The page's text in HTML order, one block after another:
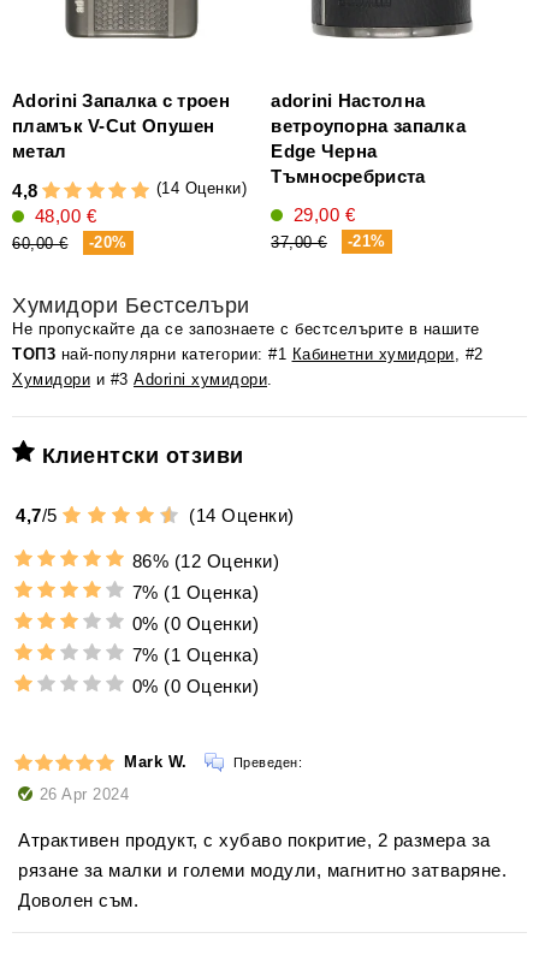
Аdorini Запалка с троен
пламък V-Cut Опушен
метал
4,8
(14 Оценки)
48,00 €
60,00 € -20%
adorini Настолна
ветроупорна запалка
Edge Черна
Тъмносребриста
29,00 €
37,00 € -21%
Хумидори Бестселъри
Не пропускайте да се запознаете с бестселърите в нашите
ТОП3 най-популярни категории: #1 Кабинетни хумидори , #2
Хумидори и #3 Adorini хумидори
Клиентски отзиви
4,7/5 (14 Оценки)
86% (12 Оценки)
7% (1 Оценка)
0% (0 Оценки)
7% (1 Оценка)
0% (0 Оценки)
Mark W. Преведен:
26 Apr 2024
Атрактивен продукт, с хубаво покритие, 2 размера за
рязане за малки и големи модули, магнитно затваряне.
Доволен съм.